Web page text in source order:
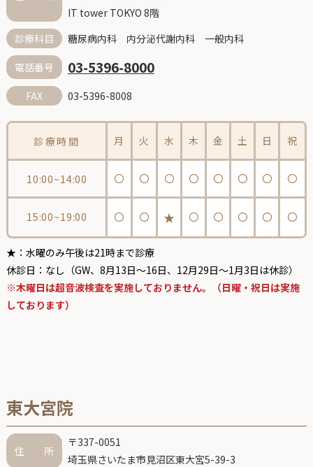
IT tower TOKYO 8階
診療科目
糖尿病内科 内分泌代謝内科 一般内科
電話番号 03-5396-8000
FAX 03-5396-8008
診療時間 月 火 水 木 金 土 日 祝
10:00~14:00 〇 〇 〇 〇 〇 〇 〇 〇
15:00~19:00 〇 〇 ★ 〇 〇 〇 〇 〇
★：水曜のみ午後は21時まで診療
休診日：なし（GW、8月13日〜16日、12月29日〜1月3日は休診）
※木曜日は超音波検査を実施しておりません。（日曜・祝日は実施
しております）
東大宮院
住 所
〒337-0051
埼玉県さいたま市見沼区東大宮5-39-3